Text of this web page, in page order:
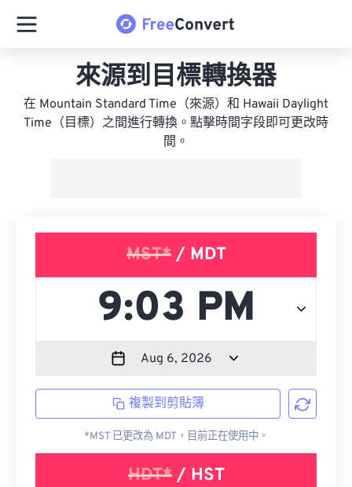
來源到目標轉換器
在 Mountain Standard Time（來源）和 Hawaii Daylight
Time（目標）之間進行轉換。點擊時間字段即可更改時
間。
MST*/ MDT
複製到剪貼簿
*MST 已更改為 MDT，目前正在使用中。
HDT*/ HST